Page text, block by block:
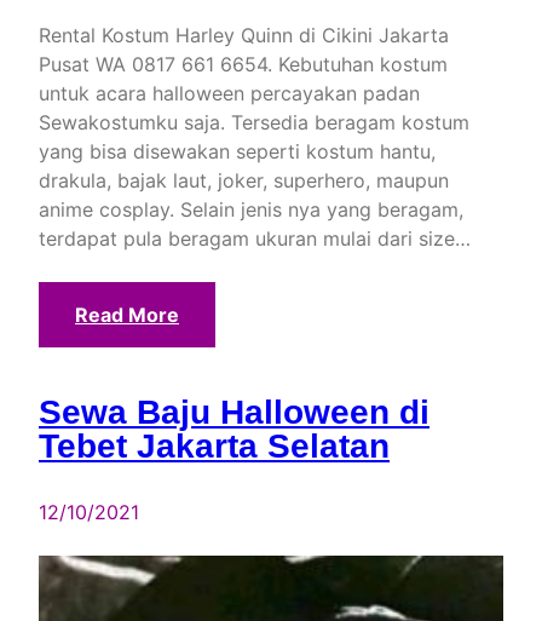
Rental Kostum Harley Quinn di Cikini Jakarta
Pusat WA 0817 661 6654. Kebutuhan kostum
untuk acara halloween percayakan padan
Sewakostumku saja. Tersedia beragam kostum
yang bisa disewakan seperti kostum hantu,
drakula, bajak laut, joker, superhero, maupun
anime cosplay. Selain jenis nya yang beragam,
terdapat pula beragam ukuran mulai dari size…
Read More
Sewa Baju Halloween di
Tebet Jakarta Selatan
12/10/2021